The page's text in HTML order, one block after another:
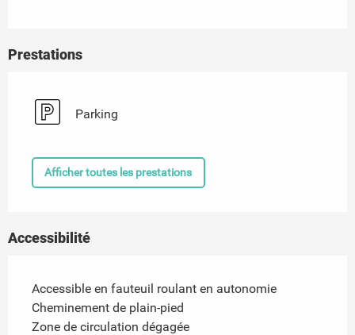
Prestations
Parking
Afficher toutes les prestations
Accessibilité
Accessible en fauteuil roulant en autonomie
Cheminement de plain-pied
Zone de circulation dégagée